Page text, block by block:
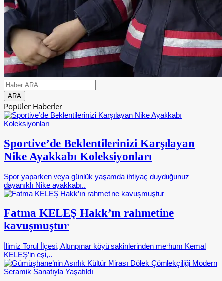
Popüler Haberler
Sportive’de Beklentilerinizi Karşılayan
Nike Ayakkabı Koleksiyonları
Spor yaparken veya günlük yaşamda ihtiyaç duyduğunuz
dayanıklı Nike ayakkabı..
Fatma KELEŞ Hakk’ın rahmetine
kavuşmuştur
İlimiz Torul İlçesi, Altınpınar köyü sakinlerinden merhum Kemal
KELEŞ’in eşi,..